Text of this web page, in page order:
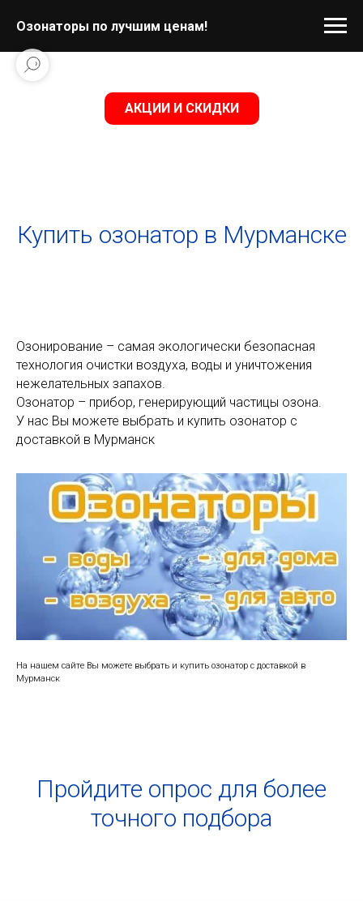
Озонаторы по лучшим ценам!
АКЦИИ И СКИДКИ
Купить озонатор в Мурманске
Озонирование – самая экологически безопасная
технология очистки воздуха, воды и уничтожения
нежелательных запахов.
Озонатор – прибор, генерирующий частицы озона.
У нас Вы можете выбрать и купить озонатор с
доставкой в Мурманск
На нашем сайте Вы можете выбрать и купить озонатор с доставкой в
Мурманск
Пройдите опрос для более
точного подбора